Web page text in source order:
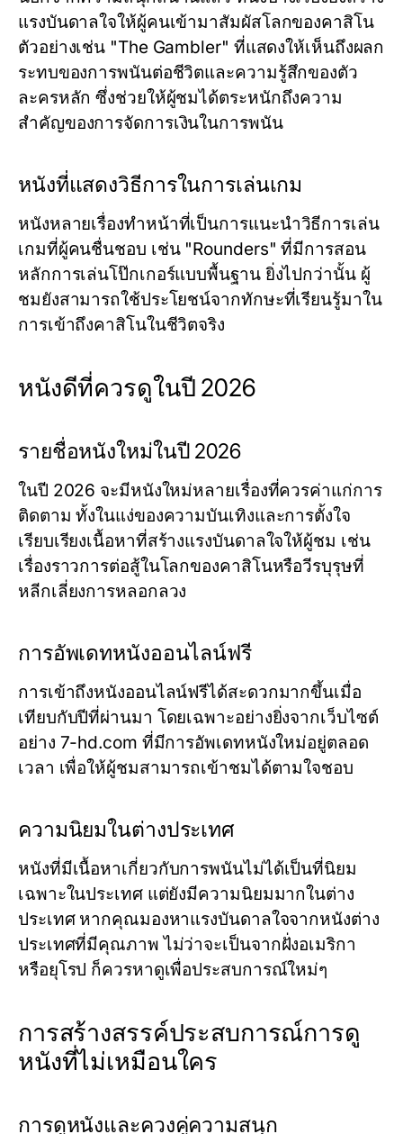
แรงบันดาลใจให้ผู้คนเข้ามาสัมผัสโลกของคาสิโน
ตัวอย่างเช่น "The Gambler" ที่แสดงให้เห็นถึงผลก
ระทบของการพนันต่อชีวิตและความรู้สึกของตัว
ละครหลัก ซึ่งช่วยให้ผู้ชมได้ตระหนักถึงความ
สำคัญของการจัดการเงินในการพนัน
หนังที่แสดงวิธีการในการเล่นเกม
หนังหลายเรื่องทำหน้าที่เป็นการแนะนำวิธีการเล่น
เกมที่ผู้คนชื่นชอบ เช่น "Rounders" ที่มีการสอน
หลักการเล่นโป๊กเกอร์แบบพื้นฐาน ยิ่งไปกว่านั้น ผู้
ชมยังสามารถใช้ประโยชน์จากทักษะที่เรียนรู้มาใน
การเข้าถึงคาสิโนในชีวิตจริง
หนังดีที่ควรดูในปี 2026
รายชื่อหนังใหม่ในปี 2026
ในปี 2026 จะมีหนังใหม่หลายเรื่องที่ควรค่าแก่การ
ติดตาม ทั้งในแง่ของความบันเทิงและการตั้งใจ
เรียบเรียงเนื้อหาที่สร้างแรงบันดาลใจให้ผู้ชม เช่น
เรื่องราวการต่อสู้ในโลกของคาสิโนหรือวีรบุรุษที่
หลีกเลี่ยงการหลอกลวง
การอัพเดทหนังออนไลน์ฟรี
การเข้าถึงหนังออนไลน์ฟรีได้สะดวกมากขึ้นเมื่อ
เทียบกับปีที่ผ่านมา โดยเฉพาะอย่างยิ่งจากเว็บไซต์
อย่าง 7-hd.com ที่มีการอัพเดทหนังใหม่อยู่ตลอด
เวลา เพื่อให้ผู้ชมสามารถเข้าชมได้ตามใจชอบ
ความนิยมในต่างประเทศ
หนังที่มีเนื้อหาเกี่ยวกับการพนันไม่ได้เป็นที่นิยม
เฉพาะในประเทศ แต่ยังมีความนิยมมากในต่าง
ประเทศ หากคุณมองหาแรงบันดาลใจจากหนังต่าง
ประเทศที่มีคุณภาพ ไม่ว่าจะเป็นจากฝั่งอเมริกา
หรือยุโรป ก็ควรหาดูเพื่อประสบการณ์ใหม่ๆ
การสร้างสรรค์ประสบการณ์การดู
หนังที่ไม่เหมือนใคร
การดูหนังและควงคู่ความสนุก